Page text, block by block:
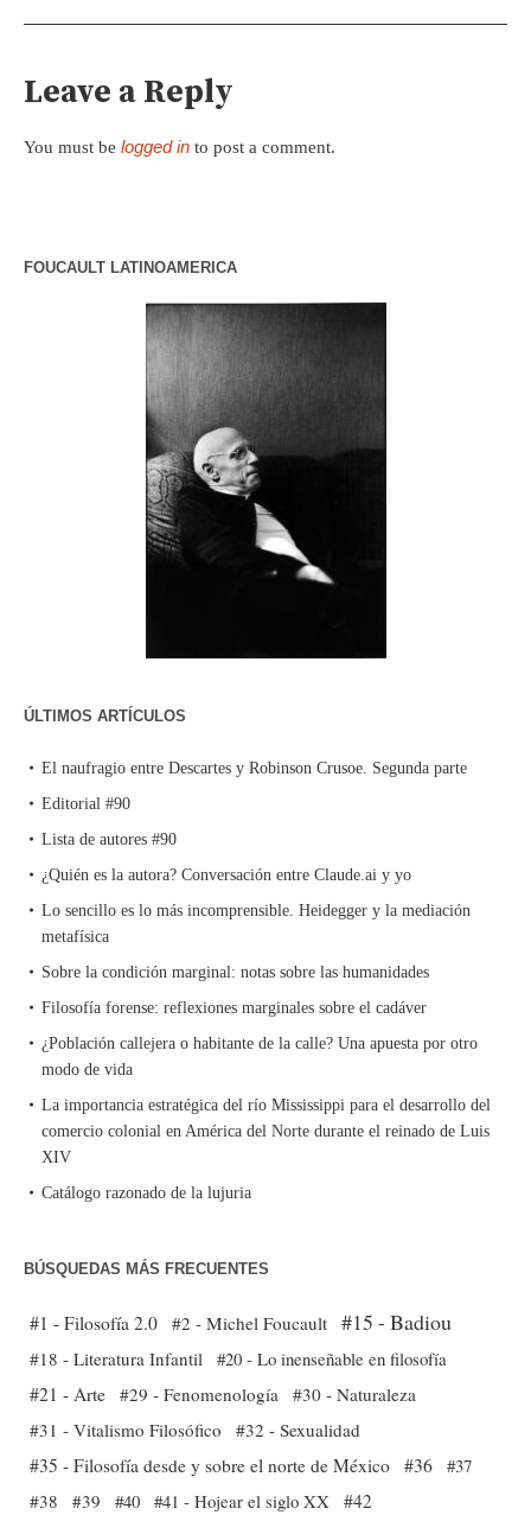
Leave a Reply
You must be logged in to post a comment.
FOUCAULT LATINOAMERICA
ÚLTIMOS ARTÍCULOS
El naufragio entre Descartes y Robinson Crusoe. Segunda parte
Editorial #90
Lista de autores #90
¿Quién es la autora? Conversación entre Claude.ai y yo
Lo sencillo es lo más incomprensible. Heidegger y la mediación
metafísica
Sobre la condición marginal: notas sobre las humanidades
Filosofía forense: reflexiones marginales sobre el cadáver
¿Población callejera o habitante de la calle? Una apuesta por otro
modo de vida
La importancia estratégica del río Mississippi para el desarrollo del
comercio colonial en América del Norte durante el reinado de Luis
XIV
Catálogo razonado de la lujuria
BÚSQUEDAS MÁS FRECUENTES
#1 - Filosofía 2.0 #2 - Michel Foucault #15 - Badiou
#18 - Literatura Infantil #20 - Lo inenseñable en filosofía
#21 - Arte #29 - Fenomenología #30 - Naturaleza
#31 - Vitalismo Filosófico
#32 - Sexualidad
#35 - Filosofía desde y sobre el norte de México #36 #37
#38
#39 #40 #41 - Hojear el siglo XX #42